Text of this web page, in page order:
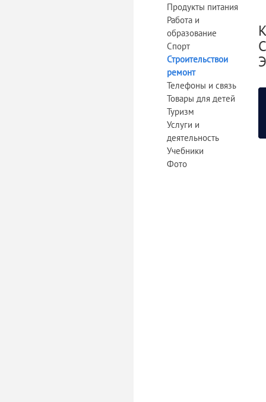
Продукты питания
Работа и
образование
Спорт
Строительствои
ремонт
Телефоны и связь
Товары для детей
Туризм
Услуги и
деятельность
Учебники
Фото